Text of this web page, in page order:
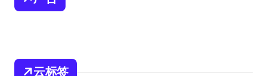
云标签